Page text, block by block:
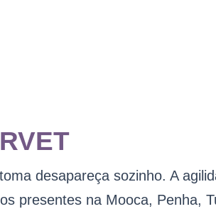
desapareça sozinho. A
presentes na Mooca, Penha,